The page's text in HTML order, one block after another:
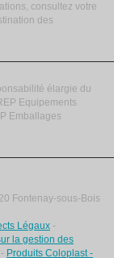
consultez votre
des
élargie du
Equipements
Emballages
Fontenay-sous-Bois
Légaux -
la gestion des
- Produits Coloplast -